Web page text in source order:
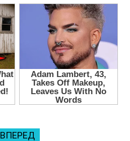
ВПЕРЕД